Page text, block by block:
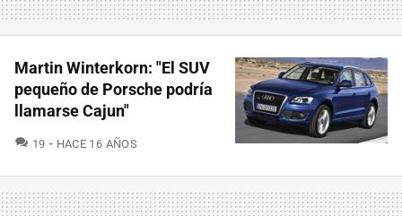
Martin Winterkorn: "El SUV
pequeño de Porsche podría
llamarse Cajun"
19 COMENTARIOS
HACE 16 AÑOS